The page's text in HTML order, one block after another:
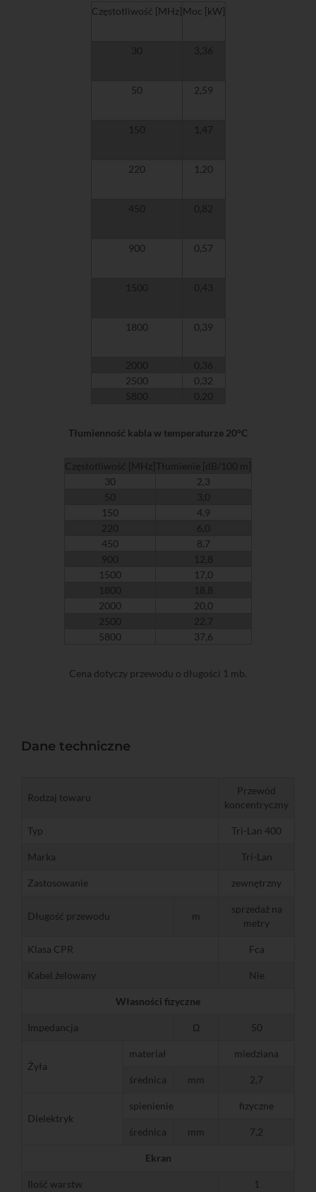
Częstotliwość [MHz]Moc [kW]
30 3,36
50 2,59
150 1,47
220 1,20
450 0,82
900 0,57
1500 0,43
1800 0,39
2000
0,36
2500
0,32
5800
0,20
Tłumienność kabla w temperaturze 20°C
Częstotliwość [MHz] Tłumienie [dB/100 m]
30
2,3
50
3,0
150
4,9
220
6,0
450
8,7
900
12,8
1500
17,0
1800
18,8
2000
20,0
2500
22,7
5800
37,6
Cena dotyczy przewodu o długości 1 mb.
Dane techniczne
Rodzaj towaru
Przewód
koncentryczny
Typ Tri-Lan 400
Marka Tri-Lan
Zastosowanie zewnętrzny
Długość przewodu m
sprzedaż na
metry
Klasa CPR Fca
Kabel żelowany Nie
Własności fizyczne
Impedancja Ω 50
Żyła
materiał miedziana
średnica mm 2,7
Dielektryk
spienienie fizyczne
średnica mm 7,2
Ekran
Ilość warstw 1